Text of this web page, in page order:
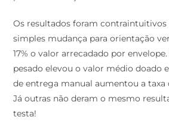
Os resultados foram contraintuitivos
simples mudança para orientação
17% o valor arrecadado por
pesado elevou o valor médio doado
de entrega manual aumentou a taxa
Já outras não deram o mesmo
testa!